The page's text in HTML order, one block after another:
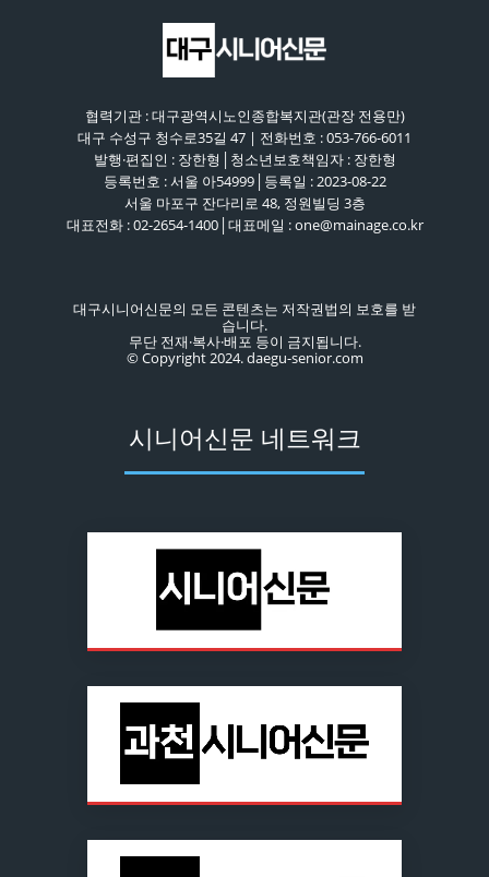
협력기관 : 대구광역시노인종합복지관(관장 전용만)
대구 수성구 청수로35길 47 | 전화번호 : 053-766-6011
발행·편집인 : 장한형│청소년보호책임자 : 장한형
등록번호 : 서울 아54999│등록일 : 2023-08-22
서울 마포구 잔다리로 48, 정원빌딩 3층
대표전화 : 02-2654-1400│대표메일 : one@mainage.co.kr
대구시니어신문의 모든 콘텐츠는 저작권법의 보호를 받
습니다.
무단 전재·복사·배포 등이 금지됩니다.
© Copyright 2024. daegu-senior.com
시니어신문 네트워크